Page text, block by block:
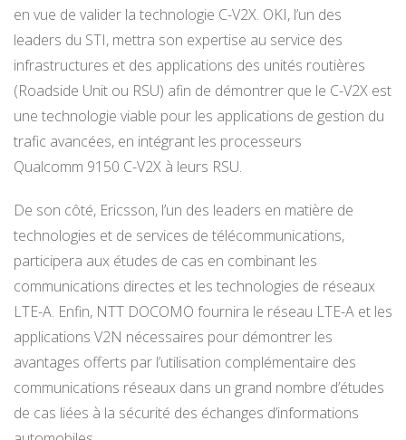
en vue de valider la technologie C-V2X. OKI, l’un des
leaders du STI, mettra son expertise au service des
infrastructures et des applications des unités routières
(Roadside Unit ou RSU) afin de démontrer que le C-V2X est
une technologie viable pour les applications de gestion du
trafic avancées, en intégrant les processeurs
Qualcomm 9150 C-V2X à leurs RSU.
De son côté, Ericsson, l’un des leaders en matière de
technologies et de services de télécommunications,
participera aux études de cas en combinant les
communications directes et les technologies de réseaux
LTE-A. Enfin, NTT DOCOMO fournira le réseau LTE-A et les
applications V2N nécessaires pour démontrer les
avantages offerts par l’utilisation complémentaire des
communications réseaux dans un grand nombre d’études
de cas liées à la sécurité des échanges d’informations